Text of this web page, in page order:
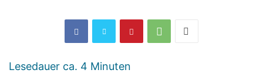
Lesedauer ca. 4 Minuten